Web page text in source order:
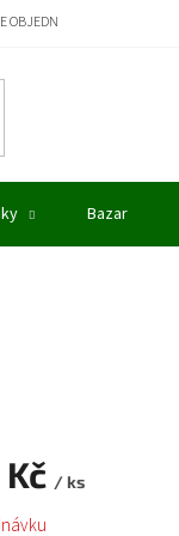
OBJEDNÁVKA
Bazar
/ ks